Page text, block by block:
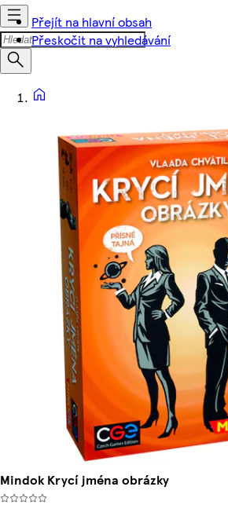
Přejít na hlavní obsah
Přeskočit na vyhledávání
Mindok Krycí jména obrázky